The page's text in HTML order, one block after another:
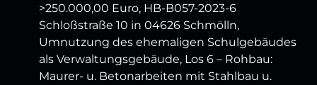
>250.000,00 Euro, HB-B057-2023-6
Schloßstraße 10 in 04626 Schmölln,
Umnutzung des ehemaligen Schulgebäudes
als Verwaltungsgebäude, Los 6 – Rohbau:
Maurer- u. Betonarbeiten mit Stahlbau u.